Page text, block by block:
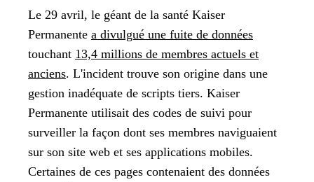
Le 29 avril, le géant de la santé Kaiser
Permanente a divulgué une fuite de données
touchant 13,4 millions de membres actuels et
anciens. L'incident trouve son origine dans une
gestion inadéquate de scripts tiers. Kaiser
Permanente utilisait des codes de suivi pour
surveiller la façon dont ses membres naviguaient
sur son site web et ses applications mobiles.
Certaines de ces pages contenaient des données